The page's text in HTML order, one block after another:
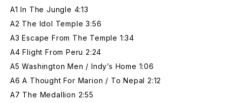
A1 In The Jungle 4:13
A2 The Idol Temple 3:56
A3 Escape From The Temple 1:34
A4 Flight From Peru 2:24
A5 Washington Men / Indy’s Home 1:06
A6 A Thought For Marion / To Nepal 2:12
A7 The Medallion 2:55